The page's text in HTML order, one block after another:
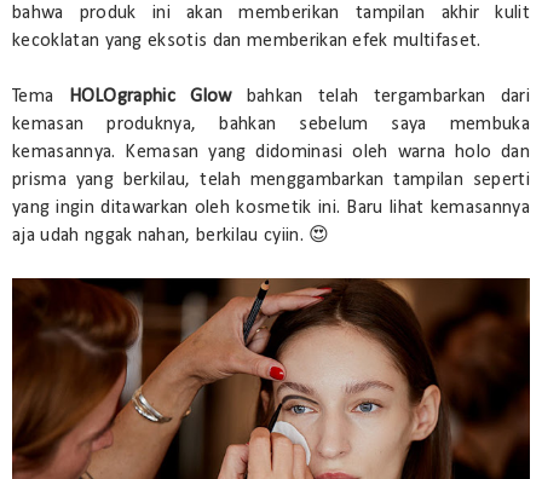
bahwa produk ini akan memberikan tampilan akhir kulit
kecoklatan yang eksotis dan memberikan efek multifaset.
Tema HOLOgraphic Glowbahkan telah tergambarkan dari
kemasan produknya, bahkan sebelum saya membuka
kemasannya. Kemasan yang didominasi oleh warna holo dan
prisma yang berkilau, telah menggambarkan tampilan seperti
yang ingin ditawarkan oleh kosmetik ini. Baru lihat kemasannya
aja udah nggak nahan, berkilau cyiin. 😍